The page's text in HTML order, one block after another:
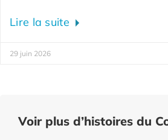
Lire la suite
29 juin 2026
Voir plus d’histoires du